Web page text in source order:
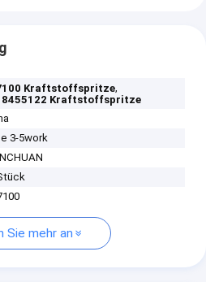
Kraftstoffspritze,
Kraftstoffspritze
3-5work
Sie mehr an